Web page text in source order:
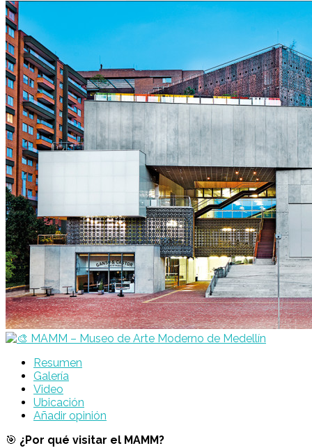
Resumen
Galería
Video
Ubicación
Añadir opinión
🎯 ¿Por qué visitar el MAMM?